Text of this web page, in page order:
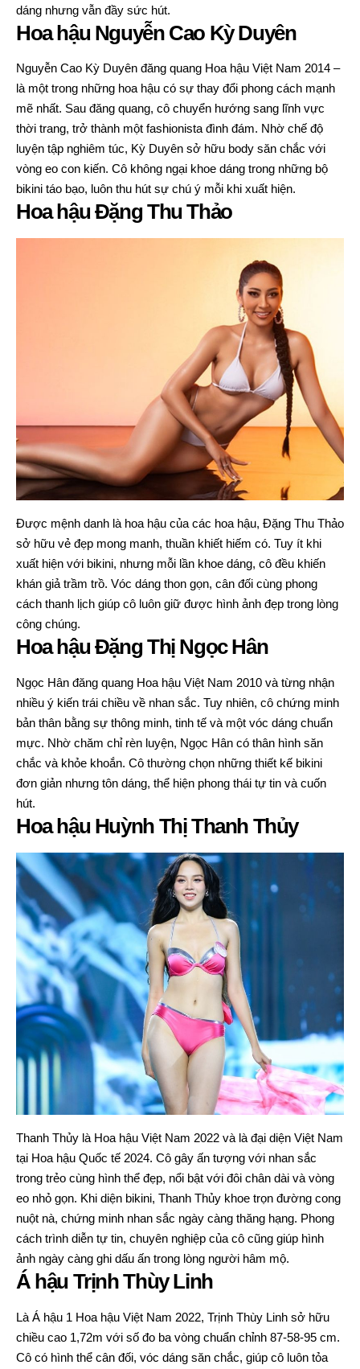
dáng nhưng vẫn đầy sức hút.
Hoa hậu Nguyễn Cao Kỳ Duyên
Nguyễn Cao Kỳ Duyên đăng quang Hoa hậu Việt Nam 2014 –
là một trong những hoa hậu có sự thay đổi phong cách mạnh
mẽ nhất. Sau đăng quang, cô chuyển hướng sang lĩnh vực
thời trang, trở thành một fashionista đình đám. Nhờ chế độ
luyện tập nghiêm túc, Kỳ Duyên sở hữu body săn chắc với
vòng eo con kiến. Cô không ngại khoe dáng trong những bộ
bikini táo bạo, luôn thu hút sự chú ý mỗi khi xuất hiện.
Hoa hậu Đặng Thu Thảo
Được mệnh danh là hoa hậu của các hoa hậu, Đặng Thu Thảo
sở hữu vẻ đẹp mong manh, thuần khiết hiếm có. Tuy ít khi
xuất hiện với bikini, nhưng mỗi lần khoe dáng, cô đều khiến
khán giả trầm trồ. Vóc dáng thon gọn, cân đối cùng phong
cách thanh lịch giúp cô luôn giữ được hình ảnh đẹp trong lòng
công chúng.
Hoa hậu Đặng Thị Ngọc Hân
Ngọc Hân đăng quang Hoa hậu Việt Nam 2010 và từng nhận
nhiều ý kiến trái chiều về nhan sắc. Tuy nhiên, cô chứng minh
bản thân bằng sự thông minh, tinh tế và một vóc dáng chuẩn
mực. Nhờ chăm chỉ rèn luyện, Ngọc Hân có thân hình săn
chắc và khỏe khoắn. Cô thường chọn những thiết kế bikini
đơn giản nhưng tôn dáng, thể hiện phong thái tự tin và cuốn
hút.
Hoa hậu Huỳnh Thị Thanh Thủy
Thanh Thủy là Hoa hậu Việt Nam 2022 và là đại diện Việt Nam
tại Hoa hậu Quốc tế 2024. Cô gây ấn tượng với nhan sắc
trong trẻo cùng hình thể đẹp, nổi bật với đôi chân dài và vòng
eo nhỏ gọn. Khi diện bikini, Thanh Thủy khoe trọn đường cong
nuột nà, chứng minh nhan sắc ngày càng thăng hạng. Phong
cách trình diễn tự tin, chuyên nghiệp của cô cũng giúp hình
ảnh ngày càng ghi dấu ấn trong lòng người hâm mộ.
Á hậu Trịnh Thùy Linh
Là Á hậu 1 Hoa hậu Việt Nam 2022, Trịnh Thùy Linh sở hữu
chiều cao 1,72m với số đo ba vòng chuẩn chỉnh 87-58-95 cm.
Cô có hình thể cân đối, vóc dáng săn chắc, giúp cô luôn tỏa